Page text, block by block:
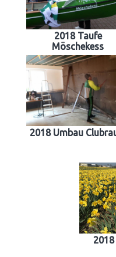
2018 Taufe
Möschekess
2018 Umbau